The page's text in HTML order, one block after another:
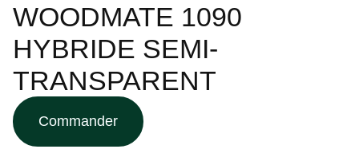
WOODMATE 1090
HYBRIDE SEMI-
TRANSPARENT
Commander